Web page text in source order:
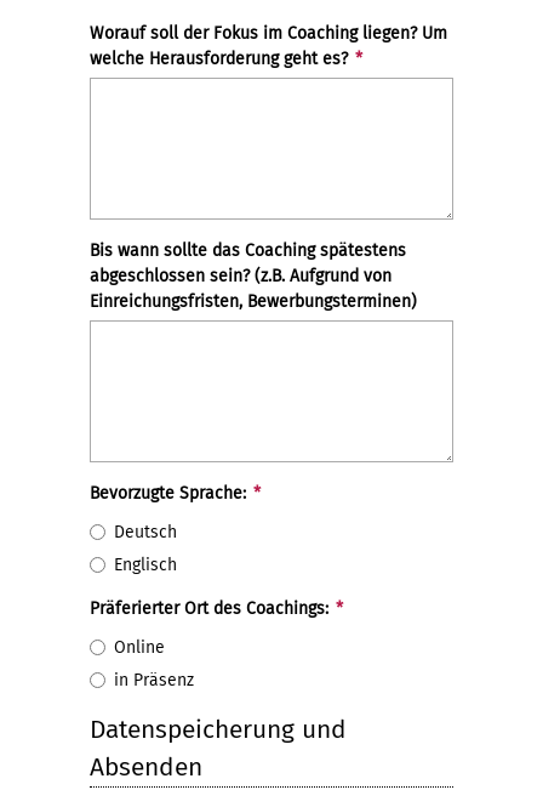
Worauf soll der Fokus im Coaching liegen? Um
welche Herausforderung geht es? *
Bis wann sollte das Coaching spätestens
abgeschlossen sein? (z.B. Aufgrund von
Einreichungsfristen, Bewerbungsterminen)
Bevorzugte Sprache: *
Deutsch
Englisch
Präferierter Ort des Coachings: *
Online
in Präsenz
Datenspeicherung und
Absenden